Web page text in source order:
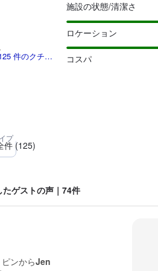
件のクチコ
施設の状態/清潔さ
ロケーション
コスパ
たゲストの声｜74件
ンからJen